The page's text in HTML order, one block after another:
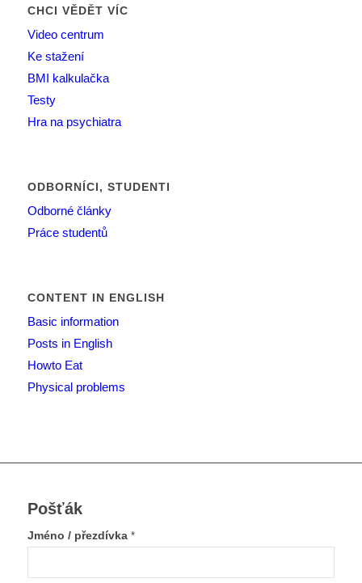
CHCI VĚDĚT VÍC
Video centrum
Ke stažení
BMI kalkulačka
Testy
Hra na psychiatra
ODBORNÍCI, STUDENTI
Odborné články
Práce studentů
CONTENT IN ENGLISH
Basic information
Posts in English
Howto Eat
Physical problems
Pošťák
Jméno / přezdívka *